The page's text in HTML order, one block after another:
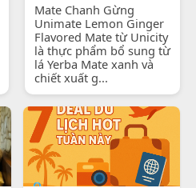
Mate Chanh Gừng
Unimate Lemon Ginger
Flavored Mate từ Unicity
là thực phẩm bổ sung từ
lá Yerba Mate xanh và
chiết xuất g...